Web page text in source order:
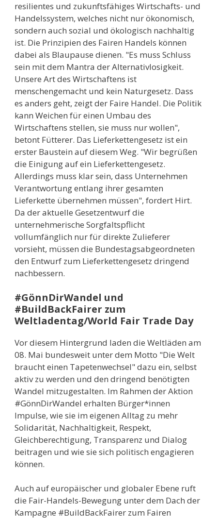
resilientes und zukunftsfähiges Wirtschafts- und
Handelssystem, welches nicht nur ökonomisch,
sondern auch sozial und ökologisch nachhaltig
ist. Die Prinzipien des Fairen Handels können
dabei als Blaupause dienen. "Es muss Schluss
sein mit dem Mantra der Alternativlosigkeit.
Unsere Art des Wirtschaftens ist
menschengemacht und kein Naturgesetz. Dass
es anders geht, zeigt der Faire Handel. Die Politik
kann Weichen für einen Umbau des
Wirtschaftens stellen, sie muss nur wollen",
betont Fütterer. Das Lieferkettengesetz ist ein
erster Baustein auf diesem Weg. "Wir begrüßen
die Einigung auf ein Lieferkettengesetz.
Allerdings muss klar sein, dass Unternehmen
Verantwortung entlang ihrer gesamten
Lieferkette übernehmen müssen", fordert Hirt.
Da der aktuelle Gesetzentwurf die
unternehmerische Sorgfaltspflicht
vollumfänglich nur für direkte Zulieferer
vorsieht, müssen die Bundestagsabgeordneten
den Entwurf zum Lieferkettengesetz dringend
nachbessern.
#GönnDirWandel und
#BuildBackFairer zum
Weltladentag/World Fair Trade Day
Vor diesem Hintergrund laden die Weltläden am
08. Mai bundesweit unter dem Motto "Die Welt
braucht einen Tapetenwechsel" dazu ein, selbst
aktiv zu werden und den dringend benötigten
Wandel mitzugestalten. Im Rahmen der Aktion
#GönnDirWandel erhalten Bürger*innen
Impulse, wie sie im eigenen Alltag zu mehr
Solidarität, Nachhaltigkeit, Respekt,
Gleichberechtigung, Transparenz und Dialog
beitragen und wie sie sich politisch engagieren
können.
Auch auf europäischer und globaler Ebene ruft
die Fair-Handels-Bewegung unter dem Dach der
Kampagne #BuildBackFairer zum Fairen